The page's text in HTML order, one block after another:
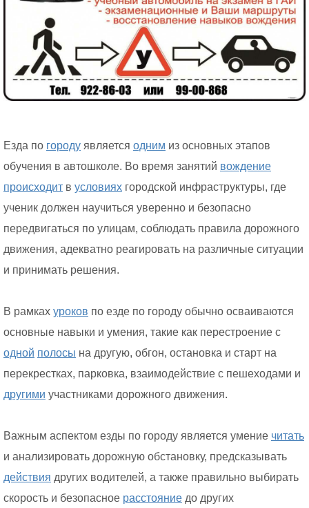
Езда по городу является одним из основных этапов
обучения в автошколе. Во время занятий вождение
происходит в условиях городской инфраструктуры, где
ученик должен научиться уверенно и безопасно
передвигаться по улицам, соблюдать правила дорожного
движения, адекватно реагировать на различные ситуации
и принимать решения.
В рамках уроков по езде по городу обычно осваиваются
основные навыки и умения, такие как перестроение с
одной полосы на другую, обгон, остановка и старт на
перекрестках, парковка, взаимодействие с пешеходами и
другими участниками дорожного движения.
Важным аспектом езды по городу является умение читать
и анализировать дорожную обстановку, предсказывать
действия других водителей, а также правильно выбирать
скорость и безопасное расстояние до других